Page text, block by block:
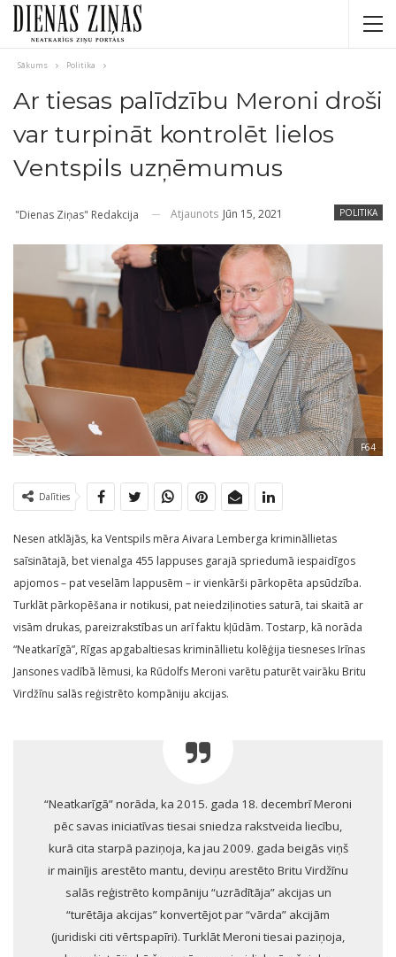
Sākums Politika
Ar tiesas palīdzību Meroni droši
var turpināt kontrolēt lielos
Ventspils uzņēmumus
POLITIKA
"Dienas Ziņas" Redakcija Atjaunots Jūn 15, 2021
F64
Dalīties
Nesen atklājās, ka Ventspils mēra Aivara Lemberga krimināllietas
saīsinātajā, bet vienalga 455 lappuses garajā spriedumā iespaidīgos
apjomos – pat veselām lappusēm – ir vienkārši pārkopēta apsūdzība.
Turklāt pārkopēšana ir notikusi, pat neiedziļinoties saturā, tai skaitā ar
visām drukas, pareizrakstības un arī faktu kļūdām. Tostarp, kā norāda
“Neatkarīgā”, Rīgas apgabaltiesas krimināllietu kolēģija tiesneses Irīnas
Jansones vadībā lēmusi, ka Rūdolfs Meroni varētu paturēt vairāku Britu
Virdžīnu salās reģistrēto kompāniju akcijas.
“Neatkarīgā” norāda, ka 2015. gada 18. decembrī Meroni
pēc savas iniciatīvas tiesai sniedza rakstveida liecību,
kurā cita starpā paziņoja, ka jau 2009. gada beigās viņš
ir mainījis arestēto mantu, deviņu arestēto Britu Virdžīnu
salās reģistrēto kompāniju “uzrādītāja” akcijas un
“turētāja akcijas” konvertējot par “vārda” akcijām
(juridiski citi vērtspapīri). Turklāt Meroni tiesai paziņoja,